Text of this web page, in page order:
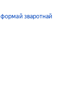
формай зваротнай